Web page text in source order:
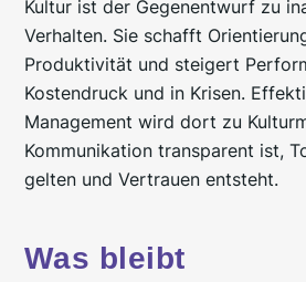
Kultur ist der Gegenentwurf zu
Verhalten. Sie schafft
Produktivität und steigert
Kostendruck und in Krisen.
Management wird dort zu
Kommunikation transparent ist,
gelten und Vertrauen entsteht.
Was bleibt